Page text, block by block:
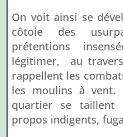
On voit ainsi se
côtoie des
prétentions
légitimer, au
rappellent les
les moulins à vent.
quartier se taillent
propos indigents,